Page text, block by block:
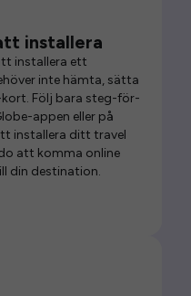
installera
installera ett
inte hämta, sätta
Följ bara steg-för-
appen eller på
installera ditt travel
att komma online
din destination.